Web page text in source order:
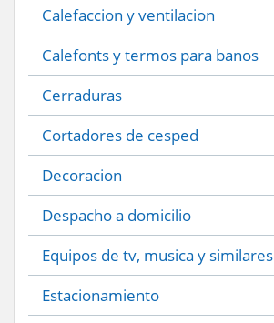
Calefaccion y ventilacion
Calefonts y termos para banos
Cerraduras
Cortadores de cesped
Decoracion
Despacho a domicilio
Equipos de tv, musica y similares
Estacionamiento